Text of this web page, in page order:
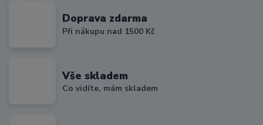
Doprava zdarma
Při nákupu nad 1500 Kč
Vše skladem
Co vidíte, mám skladem